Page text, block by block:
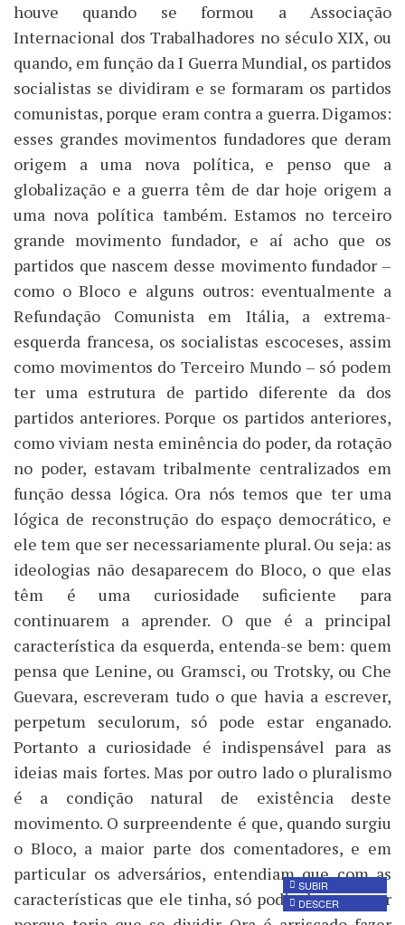
houve quando se formou a Associação
Internacional dos Trabalhadores no século XIX, ou
quando, em função da I Guerra Mundial, os partidos
socialistas se dividiram e se formaram os partidos
comunistas, porque eram contra a guerra. Digamos:
esses grandes movimentos fundadores que deram
origem a uma nova política, e penso que a
globalização e a guerra têm de dar hoje origem a
uma nova política também. Estamos no terceiro
grande movimento fundador, e aí acho que os
partidos que nascem desse movimento fundador –
como o Bloco e alguns outros: eventualmente a
Refundação Comunista em Itália, a extrema-
esquerda francesa, os socialistas escoceses, assim
como movimentos do Terceiro Mundo – só podem
ter uma estrutura de partido diferente da dos
partidos anteriores. Porque os partidos anteriores,
como viviam nesta eminência do poder, da rotação
no poder, estavam tribalmente centralizados em
função dessa lógica. Ora nós temos que ter uma
lógica de reconstrução do espaço democrático, e
ele tem que ser necessariamente plural. Ou seja: as
ideologias não desaparecem do Bloco, o que elas
têm é uma curiosidade suficiente para
continuarem a aprender. O que é a principal
característica da esquerda, entenda-se bem: quem
pensa que Lenine, ou Gramsci, ou Trotsky, ou Che
Guevara, escreveram tudo o que havia a escrever,
perpetum seculorum, só pode estar enganado.
Portanto a curiosidade é indispensável para as
ideias mais fortes. Mas por outro lado o pluralismo
é a condição natural de existência deste
movimento. O surpreendente é que, quando surgiu
o Bloco, a maior parte dos comentadores, e em
particular os adversários, entendiam que com as
características que ele tinha, só podia desaparecer
SUBIR
DESCER